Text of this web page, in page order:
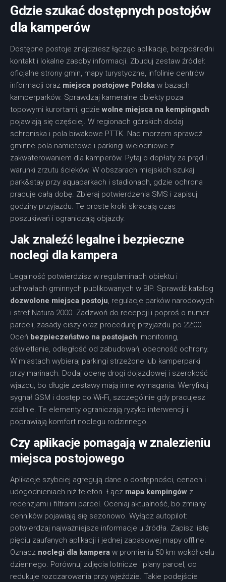
Gdzie szukać dostępnych postojów
dla kamperów
Dostępne postoje znajdziesz łącząc aplikacje, bezpośredni
kontakt i lokalne zasoby informacji. Zbuduj zestaw źródeł:
oficjalne strony gmin, mapy turystyczne, infolinie centrów
informacji oraz miejsca postojowe Polska w bazach
kamperparków. Sprawdzaj kameralne obiekty poza
topowymi kurortami, gdzie wolne miejsca na kempingach
pojawiają się częściej. W regionach górskich dodaj
schroniska i pola biwakowe PTTK. Nad morzem sprawdź
gminne pola namiotowe i parkingi wielodniowe z
zakwaterowaniem dla kamperów. Pytaj o dopłaty za prąd i
warunki zrzutu ścieków. W obszarach miejskich szukaj
park&stay przy aquaparkach i stadionach, gdzie ochrona
pracuje całą dobę. Zbieraj potwierdzenia SMS i zapisuj
godziny przyjazdu. Te proste kroki skracają czas
poszukiwań i ograniczają objazdy.
Jak znaleźć legalne i bezpieczne
noclegi dla kampera
Legalność potwierdzisz w regulaminach obiektu i
uchwałach gminnych publikowanych w BIP. Sprawdź katalog
dozwolone miejsca postoju, regulacje parków narodowych
i stref Natura 2000. Zadzwoń do recepcji i poproś o numer
parceli, zasady ciszy oraz procedurę przyjazdu po 22:00.
Oceń bezpieczeństwo na postojach: monitoring,
oświetlenie, odległość od zabudowań, obecność ochrony.
W miastach wybieraj parkingi strzeżone lub kamperparki
przy marinach. Dodaj ocenę drogi dojazdowej i szerokość
wjazdu, bo długie zestawy mają inne wymagania. Weryfikuj
sygnał GSM i dostęp do Wi‑Fi, szczególnie gdy pracujesz
zdalnie. Te elementy ograniczają ryzyko interwencji i
poprawiają komfort noclegu rodzinnego.
Czy aplikacje pomagają w znalezieniu
miejsca postojowego
Aplikacje szybciej agregują dane o dostępności, cenach i
udogodnieniach niż telefon. Łącz mapa kempingów z
recenzjami i filtrami parcel. Oceniaj aktualność, bo zmiany
cenników pojawiają się sezonowo. Wyłącz autopilot:
potwierdzaj najważniejsze informacje u źródła. Zapisz listę
pięciu zaufanych aplikacji i jednej zapasowej mapy offline.
Oznacz noclegi dla kampera w promieniu 50 km wokół celu
dziennego. Porównuj zdjęcia lotnicze i plany parcel, co
redukuje rozczarowania przy wjeździe. Takie podejście